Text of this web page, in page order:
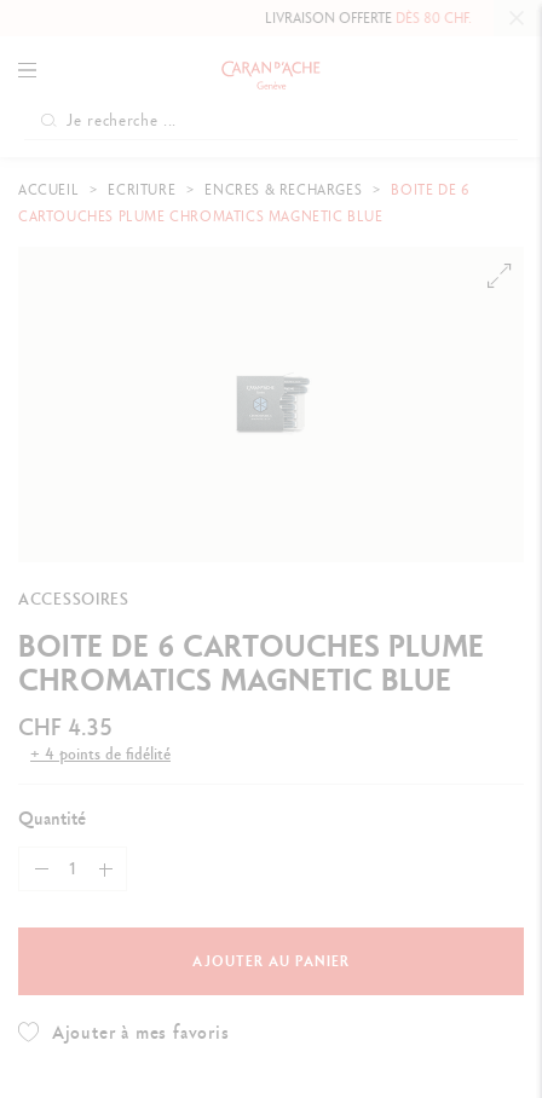
LIVRAISON OFFERTEDÈS 80 CHF.
ACCUEIL ECRITURE ENCRES & RECHARGES
BOITE DE 6
CARTOUCHES PLUME CHROMATICS MAGNETIC BLUE
ACCESSOIRES
BOITE DE 6 CARTOUCHES PLUME
CHROMATICS MAGNETIC BLUE
CHF 4.35
+ 4 points de fidélité
Quantité
AJOUTER AU PANIER
Ajouter à mes favoris